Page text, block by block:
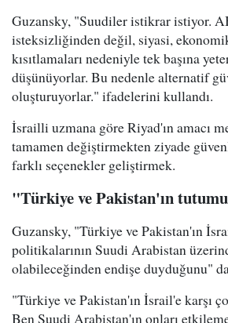
Guzansky, "Suudiler istikrar istiyor.
isteksizliğinden değil, siyasi,
kısıtlamaları nedeniyle tek başına
düşünüyorlar. Bu nedenle alternatif
oluşturuyorlar." ifadelerini kullandı.
İsrailli uzmana göre Riyad'ın amacı
tamamen değiştirmekten ziyade
farklı seçenekler geliştirmek.
"Türkiye ve Pakistan'ın
Guzansky, "Türkiye ve Pakistan'ın
politikalarının Suudi Arabistan
olabileceğinden endişe duyduğunu"
"Türkiye ve Pakistan'ın İsrail'e karşı
Ben Suudi Arabistan'ın onları